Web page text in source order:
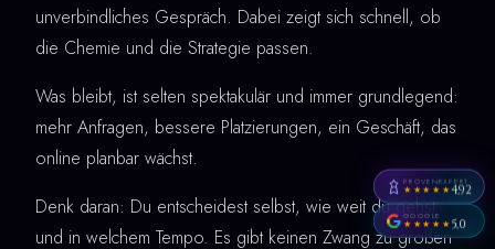
unverbindliches Gespräch. Dabei zeigt sich schnell, ob
die Chemie und die Strategie passen.
Was bleibt, ist selten spektakulär und immer grundlegend:
mehr Anfragen, bessere Platzierungen, ein Geschäft, das
online planbar wächst.
Denk daran: Du entscheidest selbst, wie weit du gehst
und in welchem Tempo. Es gibt keinen Zwang zu großen
PROVENEXPERT
★★★★★4,92
GOOGLE
★★★★★5,0